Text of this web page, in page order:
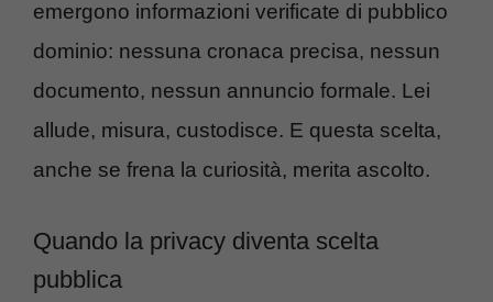
emergono informazioni verificate di pubblico
dominio: nessuna cronaca precisa, nessun
documento, nessun annuncio formale. Lei
allude, misura, custodisce. E questa scelta,
anche se frena la curiosità, merita ascolto.
Quando la privacy diventa scelta
pubblica